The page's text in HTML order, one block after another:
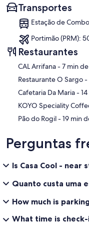
Transportes
Estação de
Portimão (PRM):
Restaurantes
‪CAL Arrifana - ‬7
‪Pão do Rogil -
Perguntas
Is Casa Cool -
Quanto custa uma
How much is
What time is